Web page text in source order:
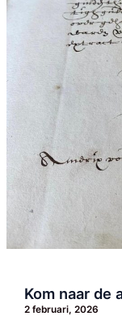
Kom naar de
2 februari, 2026